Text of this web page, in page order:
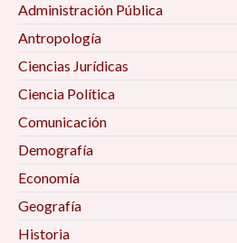
Administración Pública
Antropología
Ciencias Jurídicas
Ciencia Política
Comunicación
Demografía
Economía
Geografía
Historia